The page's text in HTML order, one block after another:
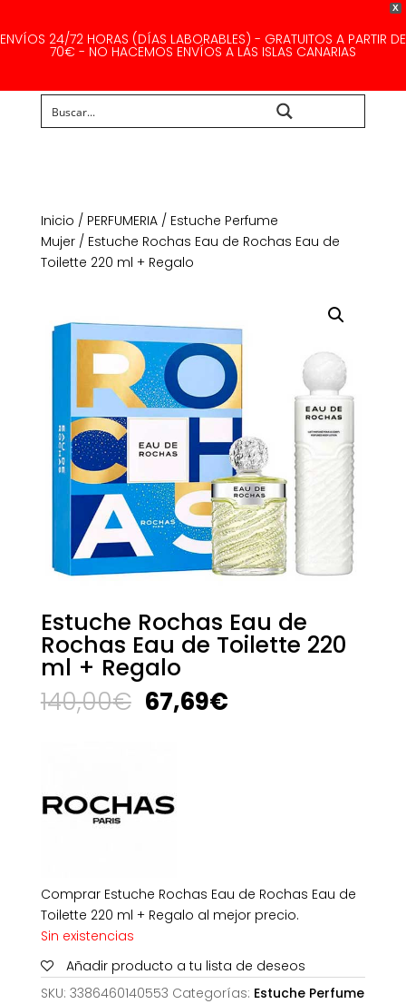
X
ENVÍOS 24/72 HORAS (DÍAS LABORABLES) - GRATUITOS A PARTIR DE
70€ - NO HACEMOS ENVÍOS A LAS ISLAS CANARIAS
Inicio / PERFUMERIA/ Estuche Perfume
Mujer/ Estuche Rochas Eau de Rochas Eau de
Toilette 220 ml + Regalo
Estuche Rochas Eau de
Rochas Eau de Toilette 220
ml + Regalo
140,00€ El
precio
67,69€El
Comprar Estuche Rochas Eau de Rochas Eau de
Toilette 220 ml + Regalo al mejor precio.
Sin existencias
Añadir producto a tu lista de deseos
SKU: 3386460140553 Categorías: Estuche Perfume